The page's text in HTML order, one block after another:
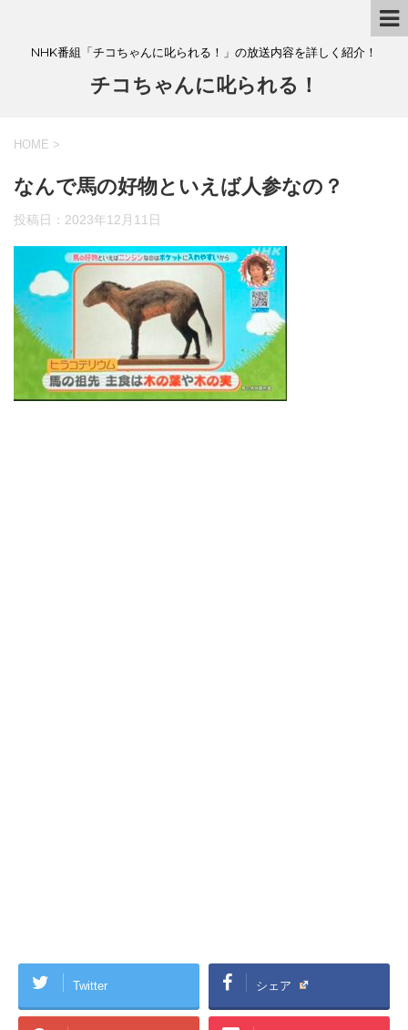
NHK番組「チコちゃんに叱られる！」の放送内容を詳しく紹介！
チコちゃんに叱られる！
HOME >
なんで馬の好物といえば人参なの？
投稿日： 2023年12月11日
Twitter シェア